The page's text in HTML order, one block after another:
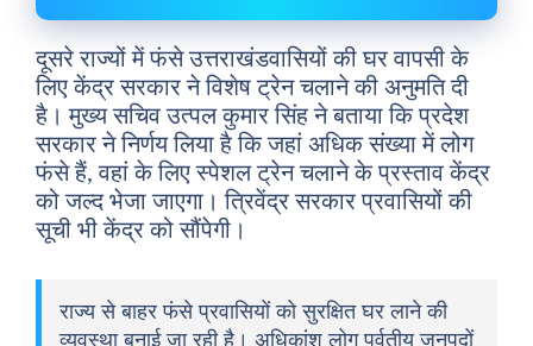
दूसरे राज्यों में फंसे उत्तराखंडवासियों की घर वापसी के
लिए केंद्र सरकार ने विशेष ट्रेन चलाने की अनुमति दी
है। मुख्य सचिव उत्पल कुमार सिंह ने बताया कि प्रदेश
सरकार ने निर्णय लिया है कि जहां अधिक संख्या में लोग
फंसे हैं, वहां के लिए स्पेशल ट्रेन चलाने के प्रस्ताव केंद्र
को जल्द भेजा जाएगा। त्रिवेंद्र सरकार प्रवासियों की
सूची भी केंद्र को सौंपेगी।
राज्य से बाहर फंसे प्रवासियों को सुरक्षित घर लाने की
व्यवस्था बनाई जा रही है। अधिकांश लोग पर्वतीय जनपदों